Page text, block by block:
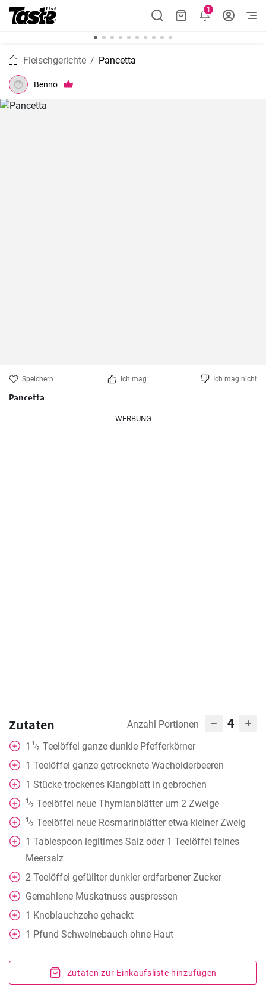
1
Fleischgerichte Pancetta
Benno
Speichern Ich mag Ich mag nicht
Pancetta
WERBUNG
Zutaten Anzahl Portionen 4
1 1⁄2 Teelöffel ganze dunkle Pfefferkörner
1 Teelöffel ganze getrocknete Wacholderbeeren
1 Stücke trockenes Klangblatt in gebrochen
1⁄2 Teelöffel neue Thymianblätter um 2 Zweige
1⁄2 Teelöffel neue Rosmarinblätter etwa kleiner Zweig
1 Tablespoon legitimes Salz oder 1 Teelöffel feines
Meersalz
2 Teelöffel gefüllter dunkler erdfarbener Zucker
Gemahlene Muskatnuss auspressen
1 Knoblauchzehe gehackt
1 Pfund Schweinebauch ohne Haut
Zutaten zur Einkaufsliste hinzufügen